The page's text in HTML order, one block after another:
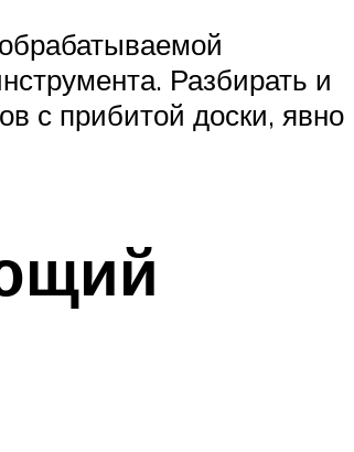
Разбирать и
с прибитой доски, явно